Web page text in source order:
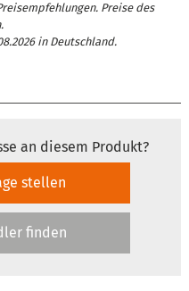
Preise des
in Deutschland.
an diesem Produkt?
stellen
finden